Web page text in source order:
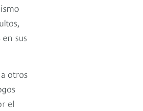
sus
otros
el